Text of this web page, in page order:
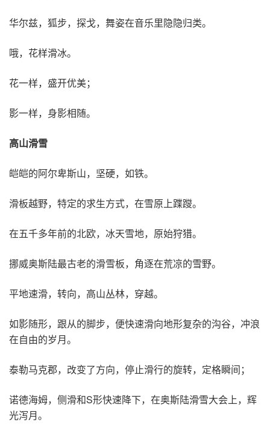
华尔兹，狐步，探戈，舞姿在音乐里隐隐归类。
哦，花样滑冰。
花一样，盛开优美；
影一样，身影相随。
高山滑雪
皑皑的阿尔卑斯山，坚硬，如铁。
滑板越野，特定的求生方式，在雪原上蹀躞。
在五千多年前的北欧，冰天雪地，原始狩猎。
挪威奥斯陆最古老的滑雪板，角逐在荒凉的雪野。
平地速滑，转向，高山丛林，穿越。
如影随形，跟从的脚步，便快速滑向地形复杂的沟谷，冲浪
在自由的岁月。
泰勒马克郡，改变了方向，停止滑行的旋转，定格瞬间；
诺德海姆，侧滑和S形快速降下，在奥斯陆滑雪大会上，辉
光泻月。